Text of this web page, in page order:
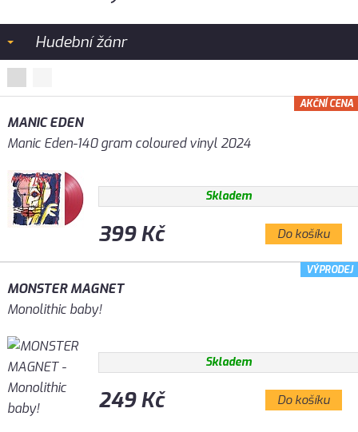
Hudební žánr
MANIC EDEN
Manic Eden-140 gram coloured vinyl 2024
Skladem
399 Kč Do košíku
AKČNÍ CENA
MONSTER MAGNET
Monolithic baby!
Skladem
249 Kč Do košíku
VÝPRODEJ